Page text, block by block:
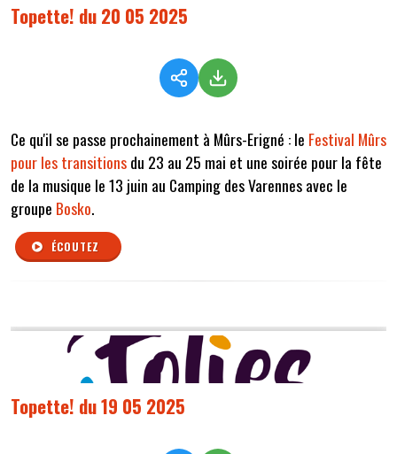
Topette! du 20 05 2025
Ce qu'il se passe prochainement à Mûrs-Erigné : le Festival Mûrs
pour les transitionsdu 23 au 25 mai et une soirée pour la fête
de la musique le 13 juin au Camping des Varennes avec le
groupe Bosko.
ÉCOUTEZ
Topette! du 19 05 2025